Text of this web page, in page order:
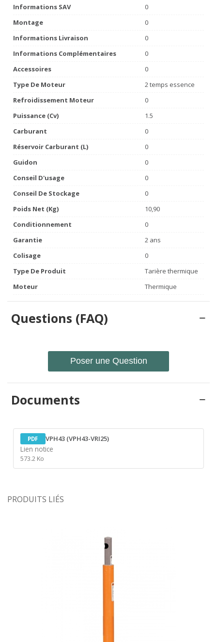
Informations SAV
0
Montage
0
Informations Livraison
0
Informations Complémentaires
0
Accessoires
0
Type De Moteur
2 temps essence
Refroidissement Moteur
0
Puissance (Cv)
1.5
Carburant
0
Réservoir Carburant (L)
0
Guidon
0
Conseil D'usage
0
Conseil De Stockage
0
Poids Net (Kg)
10,90
Conditionnement
0
Garantie
2 ans
Colisage
0
Type De Produit
Tarière thermique
Moteur
Thermique
Questions (FAQ)
Poser une Question
Documents
PDF VPH43 (VPH43-VRI25)
Lien notice
573.2 Ko
PRODUITS LIÉS